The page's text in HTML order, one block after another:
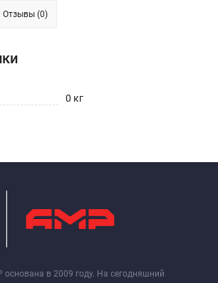
Отзывы (0)
0 кг
в 2009 году. На сегодняшний